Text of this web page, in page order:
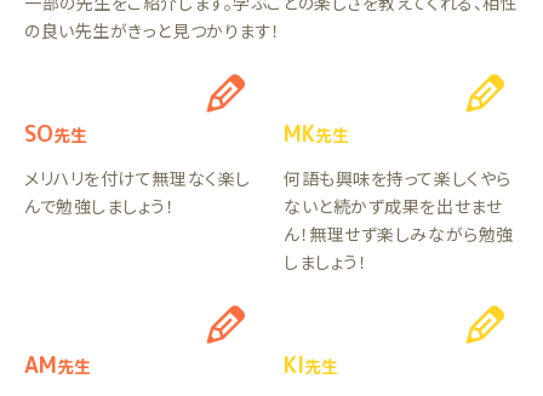
の良い先生がきっと見つかります！
SO先生
メリハリを付けて無理なく楽し
んで勉強しましょう！
MK先生
何語も興味を持って楽しくやら
ないと続かず成果を出せませ
ん！無理せず楽しみながら勉強
しましょう！
AM先生 KI先生